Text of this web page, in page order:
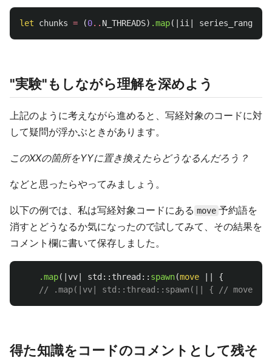
let chunks = (0.. N_THREADS) .map(| ii series_range
"実験"もしながら理解を深めよう
上記のように考えながら進めると、写経対象のコードに対
して疑問が浮かぶときがあります。
このXXの箇所をYYに置き換えたらどうなるんだろう？
などと思ったらやってみましょう。
以下の例では、私は写経対象コードにある move 予約語を
消すとどうなるか気になったので試してみて、その結果を
コメント欄に書いて保存しました。
.map(| vv std :: thread :: spawn(move
{
// .map(|vv| std::thread::spawn(|| { // moveを消すとコ
得た知識をコードのコメントとして残そ